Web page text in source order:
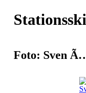
Foto: Sven